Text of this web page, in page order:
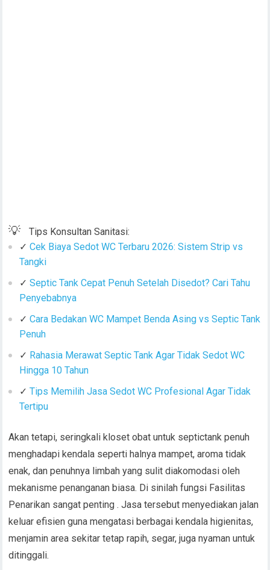
💡
Tips Konsultan Sanitasi:
✓ Cek Biaya Sedot WC Terbaru 2026: Sistem Strip vs
Tangki
✓ Septic Tank Cepat Penuh Setelah Disedot? Cari Tahu
Penyebabnya
✓ Cara Bedakan WC Mampet Benda Asing vs Septic Tank
Penuh
✓ Rahasia Merawat Septic Tank Agar Tidak Sedot WC
Hingga 10 Tahun
✓ Tips Memilih Jasa Sedot WC Profesional Agar Tidak
Tertipu
Akan tetapi, seringkali kloset obat untuk septictank penuh
menghadapi kendala seperti halnya mampet, aroma tidak
enak, dan penuhnya limbah yang sulit diakomodasi oleh
mekanisme penanganan biasa. Di sinilah fungsi Fasilitas
Penarikan sangat penting . Jasa tersebut menyediakan jalan
keluar efisien guna mengatasi berbagai kendala higienitas,
menjamin area sekitar tetap rapih, segar, juga nyaman untuk
ditinggali.